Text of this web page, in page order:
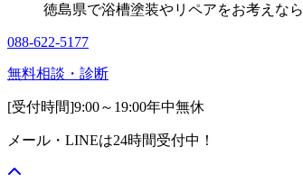
徳島県で浴槽塗装やリペアをお考えなら
088-622-5177
無料相談・診断
[受付時間]9:00～19:00年中無休
メール・LINEは24時間受付中！